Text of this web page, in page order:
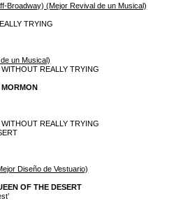
Broadway) (Mejor Revival de un Musical)
TRYING
un Musical)
REALLY TRYING
REALLY TRYING
Diseño de Vestuario)
OF THE DESERT